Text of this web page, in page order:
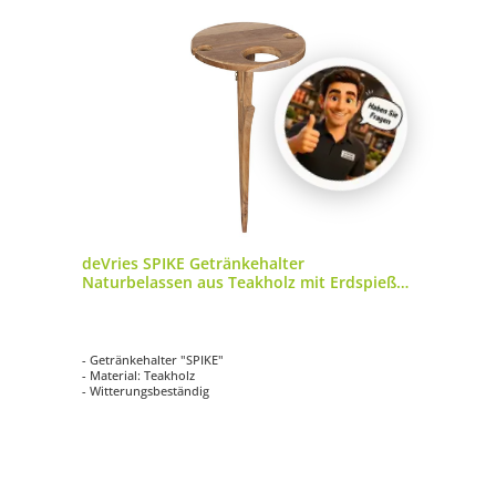
deVries SPIKE Getränkehalter
Naturbelassen aus Teakholz mit Erdspieß
- Getränkehalter "SPIKE"
- Material: Teakholz
- Witterungsbeständig